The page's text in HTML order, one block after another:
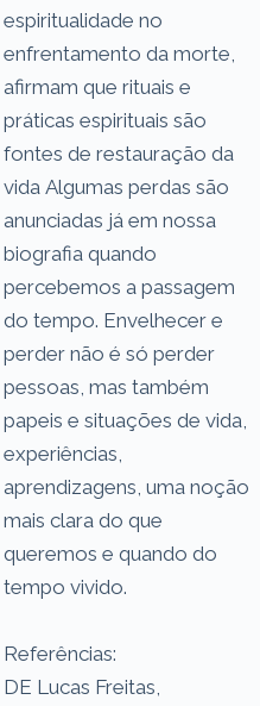
espiritualidade no
enfrentamento da morte,
afirmam que rituais e
práticas espirituais são
fontes de restauração da
vida Algumas perdas são
anunciadas já em nossa
biografia quando
percebemos a passagem
do tempo. Envelhecer e
perder não é só perder
pessoas, mas também
papeis e situações de vida,
experiências,
aprendizagens, uma noção
mais clara do que
queremos e quando do
tempo vivido.
Referências:
DE Lucas Freitas,